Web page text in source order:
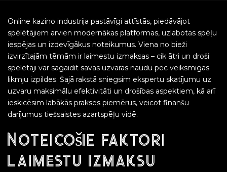
Online kazino industrija pastāvīgi attīstās, piedāvājot
spēlētājiem arvien modernākas platformas, uzlabotas spēļu
iespējas un izdevīgākus noteikumus. Viena no bieži
izvirzītajām tēmām ir laimestu izmaksas – cik ātri un droši
spēlētāji var sagaidīt savas uzvaras naudu pēc veiksmīgas
likmju izpildes. Šajā rakstā sniegsim ekspertu skatījumu uz
uzvaru maksimālu efektivitāti un drošības aspektiem, kā arī
ieskicēsim labākās prakses piemērus, veicot finanšu
darījumus tiešsaistes azartspēļu vidē.
Noteicošie faktori
laimestu izmaksu